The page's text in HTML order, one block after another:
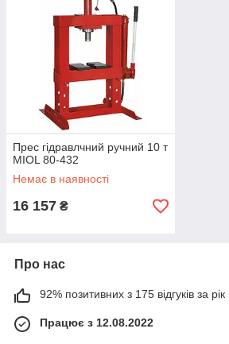
Прес гідравлчний ручний 10 т
MIOL 80-432
Немає в наявності
16 157 ₴
Про нас
92% позитивних з 175 відгуків за рік
Працює з 12.08.2022